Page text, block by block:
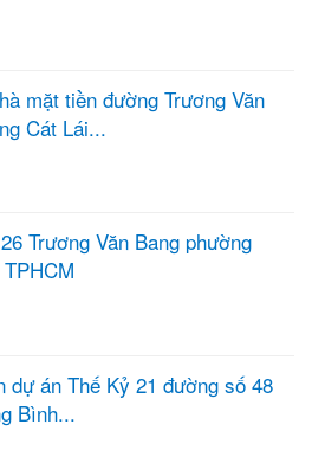
mặt tiền đường Trương Văn
Cát Lái...
Trương Văn Bang phường
dự án Thế Kỷ 21 đường số 48
Bình...